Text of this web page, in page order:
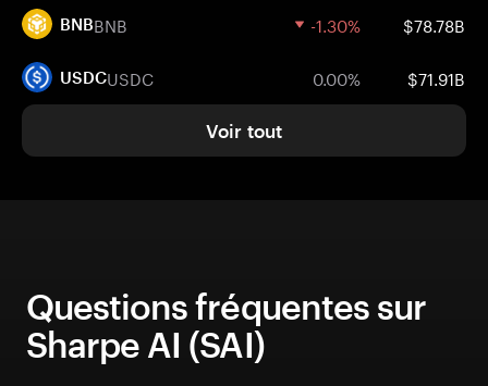
BNBBNB -1.30% $78.78B
USDCUSDC 0.00% $71.91B
Voir tout
Questions fréquentes sur
Sharpe AI (SAI)